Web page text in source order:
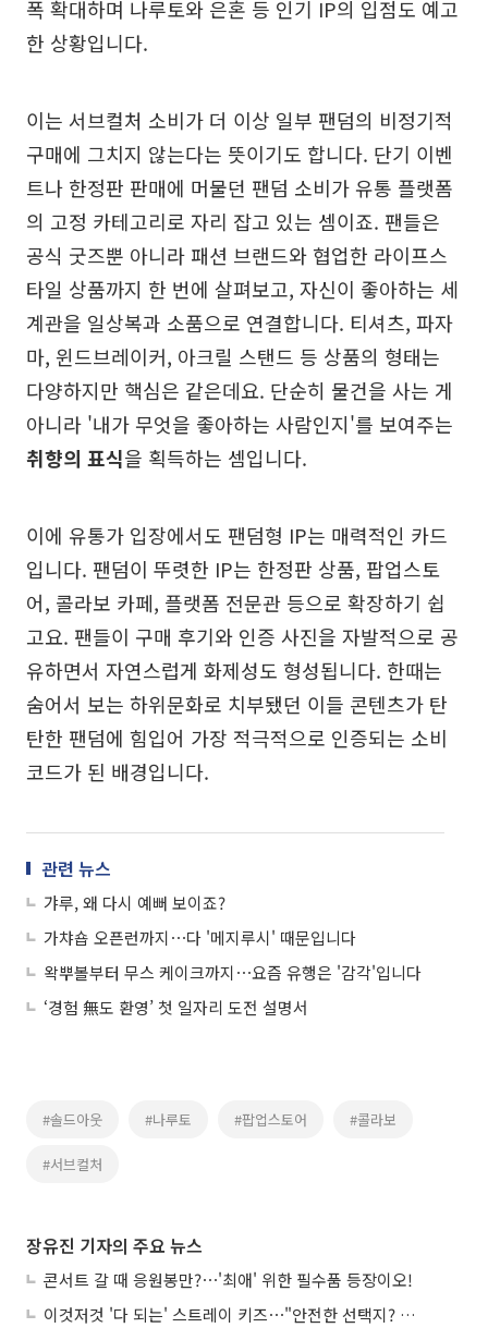
폭 확대하며 나루토와 은혼 등 인기 IP의 입점도 예고
한 상황입니다.
이는 서브컬처 소비가 더 이상 일부 팬덤의 비정기적
구매에 그치지 않는다는 뜻이기도 합니다. 단기 이벤
트나 한정판 판매에 머물던 팬덤 소비가 유통 플랫폼
의 고정 카테고리로 자리 잡고 있는 셈이죠. 팬들은
공식 굿즈뿐 아니라 패션 브랜드와 협업한 라이프스
타일 상품까지 한 번에 살펴보고, 자신이 좋아하는 세
계관을 일상복과 소품으로 연결합니다. 티셔츠, 파자
마, 윈드브레이커, 아크릴 스탠드 등 상품의 형태는
다양하지만 핵심은 같은데요. 단순히 물건을 사는 게
아니라 '내가 무엇을 좋아하는 사람인지'를 보여주는
취향의 표식을 획득하는 셈입니다.
이에 유통가 입장에서도 팬덤형 IP는 매력적인 카드
입니다. 팬덤이 뚜렷한 IP는 한정판 상품, 팝업스토
어, 콜라보 카페, 플랫폼 전문관 등으로 확장하기 쉽
고요. 팬들이 구매 후기와 인증 사진을 자발적으로 공
유하면서 자연스럽게 화제성도 형성됩니다. 한때는
숨어서 보는 하위문화로 치부됐던 이들 콘텐츠가 탄
탄한 팬덤에 힘입어 가장 적극적으로 인증되는 소비
코드가 된 배경입니다.
관련 뉴스
갸루, 왜 다시 예뻐 보이죠?
가챠숍 오픈런까지⋯다 '메지루시' 때문입니다
왁뿌볼부터 무스 케이크까지⋯요즘 유행은 '감각'입니다
‘경험 無도 환영’ 첫 일자리 도전 설명서
#솔드아웃 #나루토 #팝업스토어 #콜라보
#서브컬처
장유진 기자의 주요 뉴스
콘서트 갈 때 응원봉만?⋯'최애' 위한 필수품 등장이오!
이것저것 '다 되는' 스트레이 키즈⋯"안전한 선택지? 도전이 재밌죠"